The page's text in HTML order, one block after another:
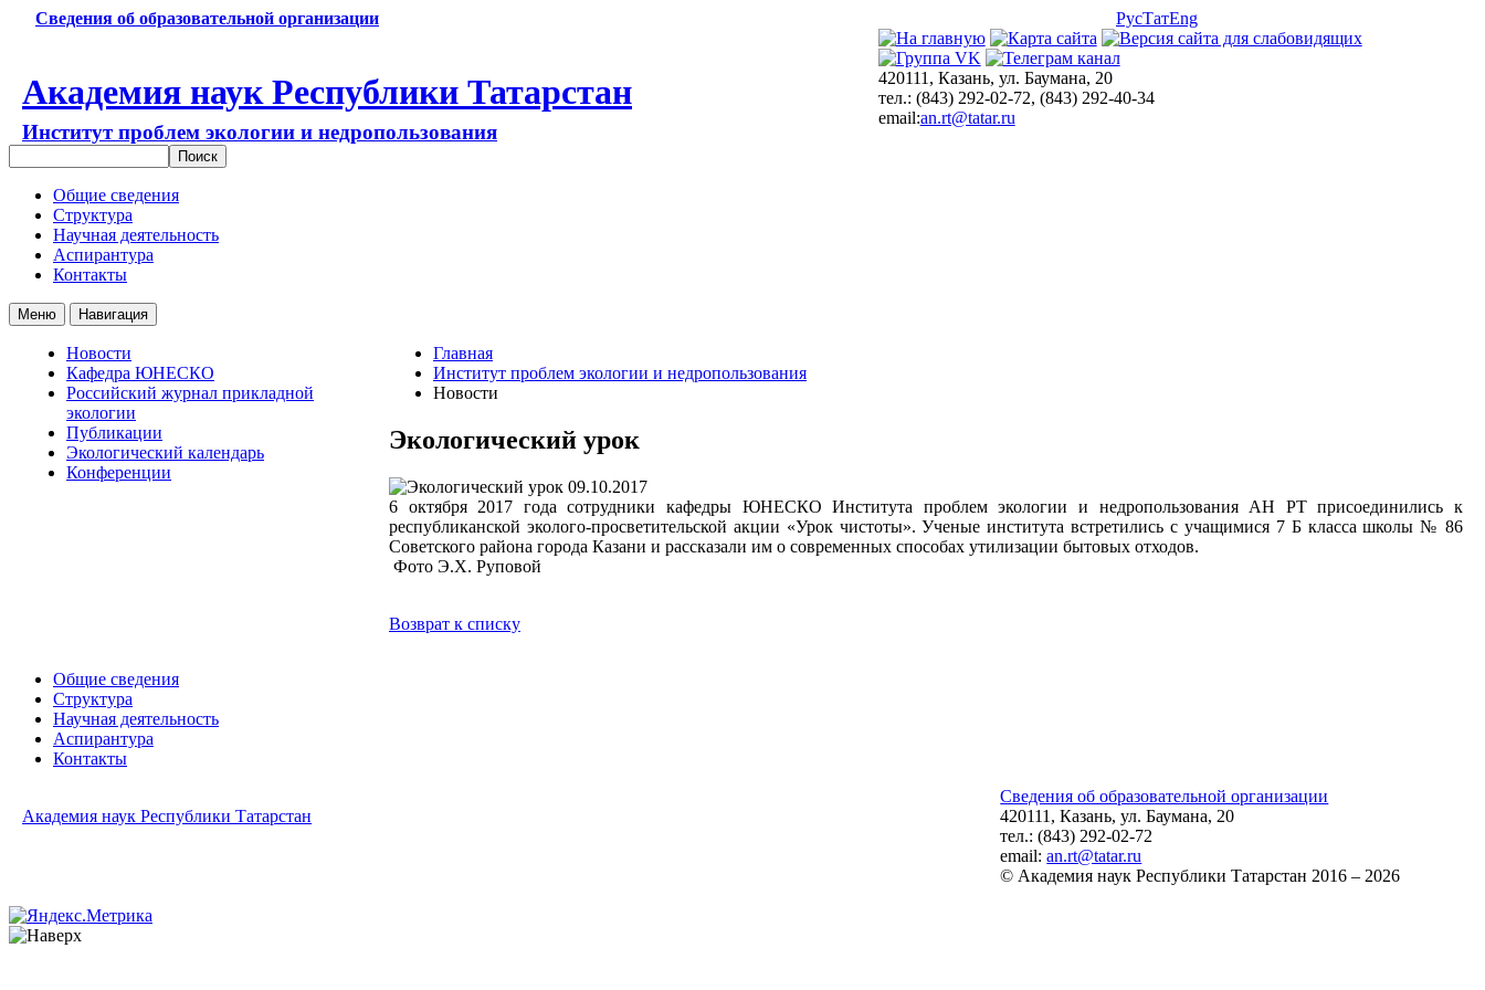
Сведения об образовательной организации РусТатEng
Академия наук Республики Татарстан
Институт проблем экологии и недропользования
420111, Казань, ул. Баумана, 20
тел.: (843) 292-02-72, (843) 292-40-34
email:an.rt@tatar.ru
Общие сведения
Структура
Научная деятельность
Аспирантура
Контакты
Меню Навигация
Новости
Кафедра ЮНЕСКО
Российский журнал прикладной
экологии
Публикации
Экологический календарь
Конференции
Главная
Институт проблем экологии и недропользования
Новости
Экологический урок
09.10.2017
6 октября 2017 года сотрудники кафедры ЮНЕСКО Института проблем экологии и недропользования АН РТ присоединились к
республиканской эколого-просветительской акции «Урок чистоты». Ученые института встретились с учащимися 7 Б класса школы № 86
Советского района города Казани и рассказали им о современных способах утилизации бытовых отходов.
Фото Э.Х. Руповой
Возврат к списку
Общие сведения
Структура
Научная деятельность
Аспирантура
Контакты
Академия наук Республики Татарстан
Сведения об образовательной организации
420111, Казань, ул. Баумана, 20
тел.: (843) 292-02-72
email:an.rt@tatar.ru
© Академия наук Республики Татарстан 2016 – 2026